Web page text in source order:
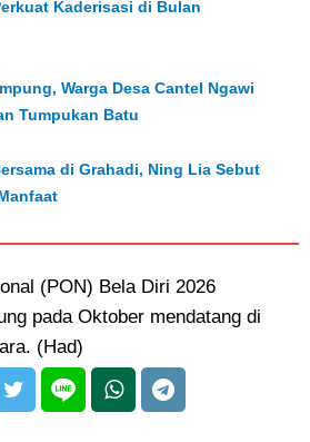
Kaderisasi di Bulan
Warga Desa Cantel Ngawi
Tumpukan Batu
di Grahadi, Ning Lia Sebut
(PON) Bela Diri 2026
pada Oktober mendatang di
(Had)